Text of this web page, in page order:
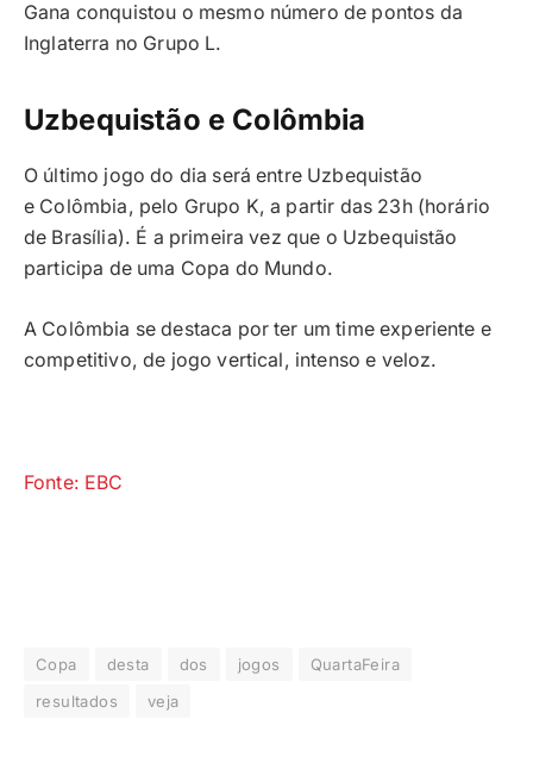
Gana conquistou o mesmo número de pontos da
Inglaterra no Grupo L.
Uzbequistão e Colômbia
O último jogo do dia será entre Uzbequistão
e Colômbia, pelo Grupo K, a partir das 23h (horário
de Brasília). É a primeira vez que o Uzbequistão
participa de uma Copa do Mundo.
A Colômbia se destaca por ter um time experiente e
competitivo, de jogo vertical, intenso e veloz.
Fonte: EBC
Copa desta dos jogos
QuartaFeira
resultados
veja